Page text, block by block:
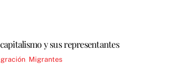
y sus representantes
Migrantes